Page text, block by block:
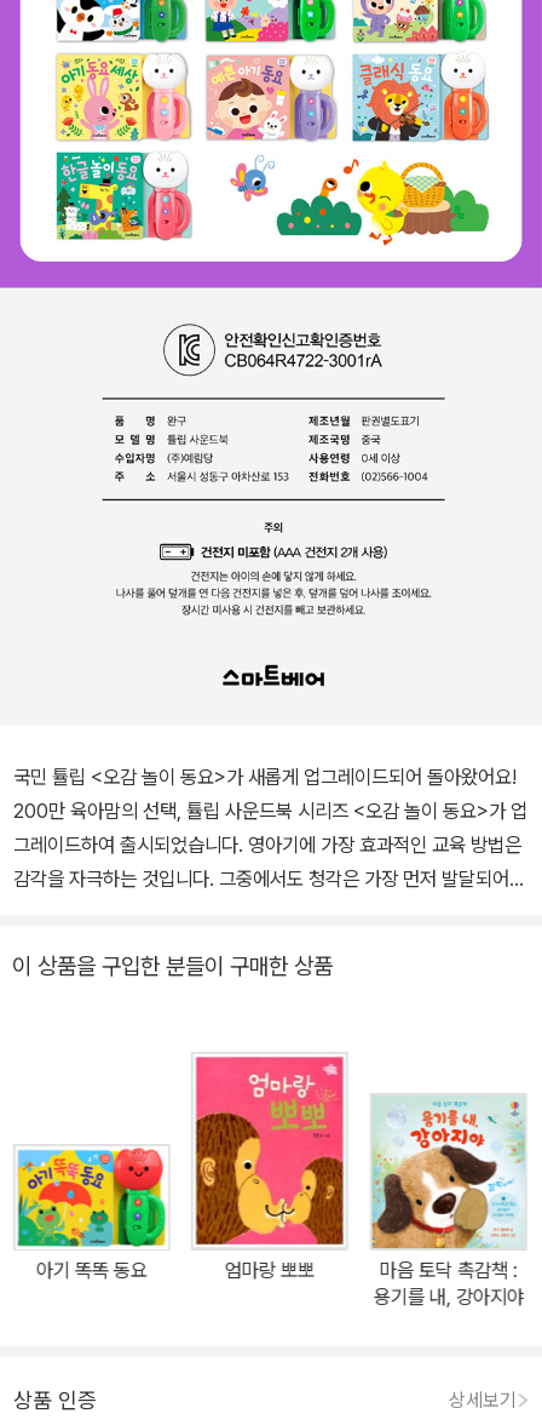
국민 튤립 <오감 놀이 동요>가 새롭게 업그레이드되어 돌아왔어요!
200만 육아맘의 선택, 튤립 사운드북 시리즈 <오감 놀이 동요>가 업
그레이드하여 출시되었습니다. 영아기에 가장 효과적인 교육 방법은
감각을 자극하는 것입니다. 그중에서도 청각은 가장 먼저 발달되어
각 중에서도 우선적으로 키워 주어야 합니다. 업그레이드된 <오감 놀
오토리버스 기능을 추가하여 버튼을 다시 눌러야 하는 번거로움이 없
고, 끊김 없이 계속해서 동요를 들려줍니다. <오감 발달 동요>는 '오
감을 자극해 두뇌 발달을 돕는' 동요로 선별하였습니다. 방울 소리와
토마토의 색깔, 솜사탕의 맛 등 감각을 자극하는 동요를 반복해서 부
르면 오감 발달에 도움이 되지요. 또한 곡에 따라 5개의 다른 효과음
이 제공되어 소리 변별력을 길러 줍니다. 직접 손으로 잡고 흔들어 소
리가 나는 것은 인과관계를 연결짓는 사고력 형성에도 도움을 주지
요. 외출시에 유모차에 걸고 언제 어디서나 동요를 들을 수 있는 <튤
어요. 권오순 선생님의 <구슬비>, 김규환 선생님의 <바둑이 방울>
이 상품을 구입한 분들이 구매한 상품
아기 똑똑 동요 엄마랑 뽀뽀
마음 토닥 촉감책 :
용기를 내, 강아지야
상품 인증 상세보기